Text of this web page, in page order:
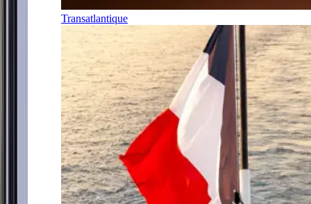
Transatlantique